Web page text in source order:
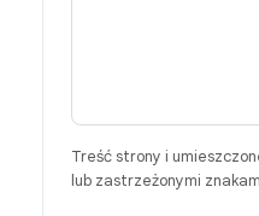
Treść strony i
lub zastrzeżonymi